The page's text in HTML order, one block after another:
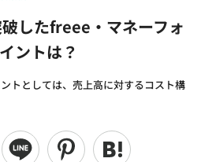
したfreee・マネーフォ
ントは？
トとしては、売上高に対するコスト構